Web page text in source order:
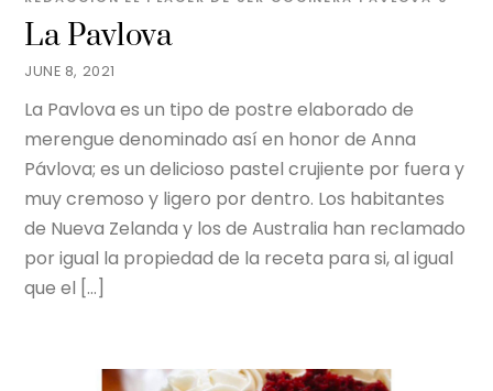
JUNE 8, 2021
La Pavlova
La Pavlova es un tipo de postre elaborado de
merengue denominado así en honor de Anna
Pávlova; es un delicioso pastel crujiente por fuera y
muy cremoso y ligero por dentro. Los habitantes
de Nueva Zelanda y los de Australia han reclamado
por igual la propiedad de la receta para si, al igual
que el […]